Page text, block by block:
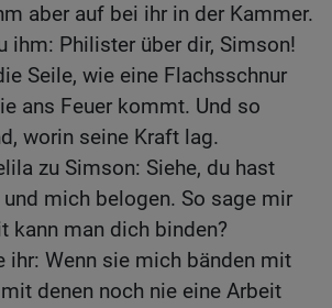
aber auf bei ihr in der Kammer.
ihm: Philister über dir, Simson!
Seile, wie eine Flachsschnur
ans Feuer kommt. Und so
worin seine Kraft lag.
zu Simson: Siehe, du hast
mich belogen. So sage mir
kann man dich binden?
ihr: Wenn sie mich bänden mit
denen noch nie eine Arbeit